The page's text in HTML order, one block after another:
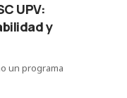
UPV:
y
un programa